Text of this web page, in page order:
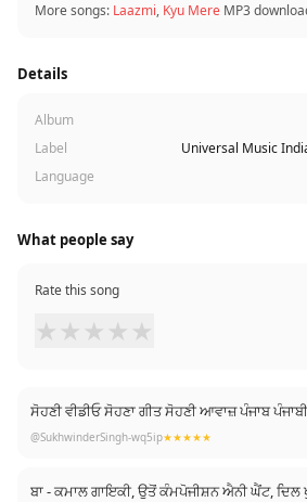
More songs: Laazmi, Kyu Mere MP3
Details
Album
Label
Universal Music
Language
What people say
Rate this song
★ ★ ★ ★ ★
ਸੋਹਣੀ ਵੀਡੀਓ ਸੋਹਣਾ ਗੀਤ ਸੋਹਣੀ ਆਵਾਜ਼ ਪੰਜਾਬ
@SukhwinderSingh-wq5ip★★★★★
ਬਾ - ਕਮਾਲ ਗਾਇਕੀ, ਉਤੋਂ ਕੰਮਪੋਜੀਸ਼ਨ ਐਨੀ ਘੈਂਟ, ਦਿਲ